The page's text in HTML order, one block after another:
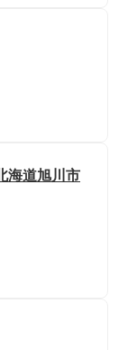
海道旭川市